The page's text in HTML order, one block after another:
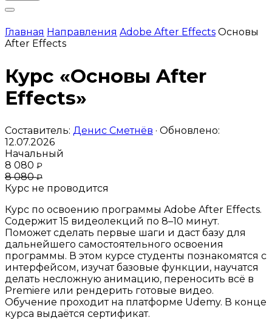
Главная Направления Adobe After Effects Основы
After Effects
Курс «Основы After
Effects»
Составитель: Денис Сметнёв · Обновлено:
12.07.2026
Начальный
8 080 ₽
8 080₽
Курс не проводится
Курс по освоению программы Adobe After Effects.
Содержит 15 видеолекций по 8–10 минут.
Поможет сделать первые шаги и даст базу для
дальнейшего самостоятельного освоения
программы. В этом курсе студенты познакомятся с
интерфейсом, изучат базовые функции, научатся
делать несложную анимацию, переносить всё в
Premiere или рендерить готовые видео.
Обучение проходит на платформе Udemy. В конце
курса выдаётся сертификат.